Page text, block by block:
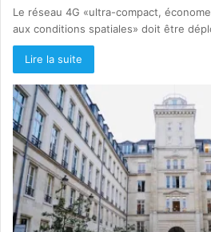
Le réseau 4G «ultra-compact,
aux conditions spatiales» doit être
Lire la suite